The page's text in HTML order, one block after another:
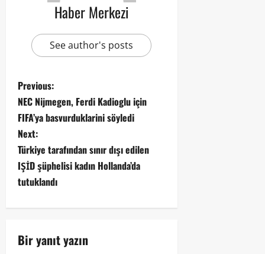
Haber Merkezi
See author's posts
Previous:
NEC Nijmegen, Ferdi Kadioglu için
FIFA’ya basvurduklarini söyledi
Next:
Türkiye tarafından sınır dışı edilen
IŞİD şüphelisi kadın Hollanda’da
tutuklandı
Bir yanıt yazın